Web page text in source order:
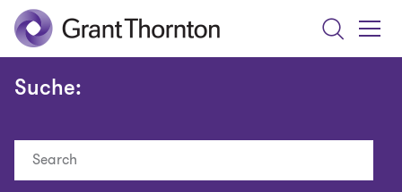
Search
Menu
Suche: